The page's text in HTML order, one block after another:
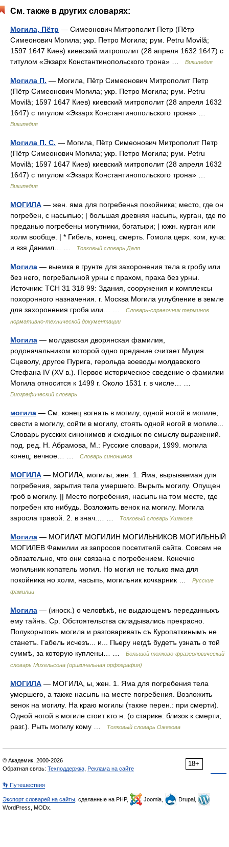
См. также в других словарях:
Могила, Пётр — Симеонович Митрополит Петр (Пётр
Симеонович Могила; укр. Петро Могила; рум. Petru Movilă;
1597 1647 Киев) киевский митрополит (28 апреля 1632 1647) с
титулом «Экзарх Константинопольского трона» …
Википедия
Могила П. — Могила, Пётр Симеонович Митрополит Петр
(Пётр Симеонович Могила; укр. Петро Могила; рум. Petru
Movilă; 1597 1647 Киев) киевский митрополит (28 апреля 1632
1647) с титулом «Экзарх Константинопольского трона» …
Википедия
Могила П. С. — Могила, Пётр Симеонович Митрополит Петр
(Пётр Симеонович Могила; укр. Петро Могила; рум. Petru
Movilă; 1597 1647 Киев) киевский митрополит (28 апреля 1632
1647) с титулом «Экзарх Константинопольского трона» …
Википедия
МОГИЛА — жен. яма для погребенья покойника; место, где он
погребен, с насыпью; | большая древняя насыпь, курган, где по
преданью погребены могутники, богатыри; | южн. курган или
холм вообще. | * Гибель, конец, смерть. Гомола церк. ком, куча:
и взя Даниил… …
Толковый словарь Даля
Могила — выемка в грунте для захоронения тела в гробу или
без него, погребальной урны с прахом, праха без урны.
Источник: ТСН 31 318 99: Здания, сооружения и комплексы
похоронного назначения. г. Москва Могила углубление в земле
для захоронения гроба или… …
Словарь-справочник терминов
нормативно-технической документации
Могила — молдавская дворянская фамилия,
родоначальником которой одно предание считает Муция
Сцеволу, другое Пурига, герольда воеводы молдавского
Стефана IV (XV в.). Первое историческое сведение о фамилии
Могила относится к 1499 г. Около 1531 г. в числе… …
Биографический словарь
могила — См. конец вогнать в могилу, одной ногой в могиле,
свести в могилу, сойти в могилу, стоять одной ногой в могиле...
Словарь русских синонимов и сходных по смыслу выражений.
под. ред. Н. Абрамова, М.: Русские словари, 1999. могила
конец; вечное… …
Словарь синонимов
МОГИЛА — МОГИЛА, могилы, жен. 1. Яма, вырываемая для
погребения, зарытия тела умершего. Вырыть могилу. Опущен
гроб в могилу. || Место погребения, насыпь на том месте, где
погребен кто нибудь. Возложить венок на могилу. Могила
заросла травой. 2. в знач.… …
Толковый словарь Ушакова
Могила — МОГИЛАТ МОГИЛИН МОГИЛЬНИКОВ МОГИЛЬНЫЙ
МОГИЛЕВ Фамилии из запросов посетителй сайта. Совсем не
обязательно, что они связана с погребением. Конечно
могильник копатель могил. Но могил не только яма для
покойника но холм, насыпь, могильник кочкарник …
Русские
фамилии
Могила — (иноск.) о человѣкѣ, не выдающемъ переданныхъ
ему тайнъ. Ср. Обстоятельства складывались прекрасно.
Полукорытовъ могила и разговаривать съ Куропаткинымъ не
станетъ. Габель исчезъ... и... Пьеру негдѣ будетъ узнать о той
суммѣ, за которую куплены… …
Большой толково-фразеологический
словарь Михельсона (оригинальная орфография)
МОГИЛА — МОГИЛА, ы, жен. 1. Яма для погребения тела
умершего, а также насыпь на месте погребения. Возложить
венок на могилу. На краю могилы (также перен.: при смерти).
Одной ногой в могиле стоит кто н. (о старике: близок к смерти;
разг.). Рыть могилу кому …
Толковый словарь Ожегова
18+
© Академик, 2000-2026
Обратная связь: Техподдержка Реклама на сайте
👣 Путешествия
Экспорт словарей на сайты , сделанные на PHP, Joomla,
Drupal,
WordPress, MODx.